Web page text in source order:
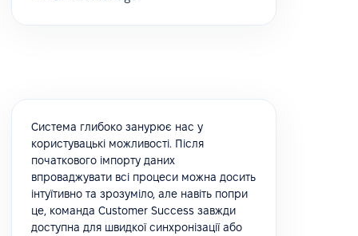
Система глибоко занурює нас у
користувацькі можливості. Після
початкового імпорту даних
впроваджувати всі процеси можна досить
інтуїтивно та зрозуміло, але навіть попри
це, команда Customer Success завжди
доступна для швидкої синхронізації або